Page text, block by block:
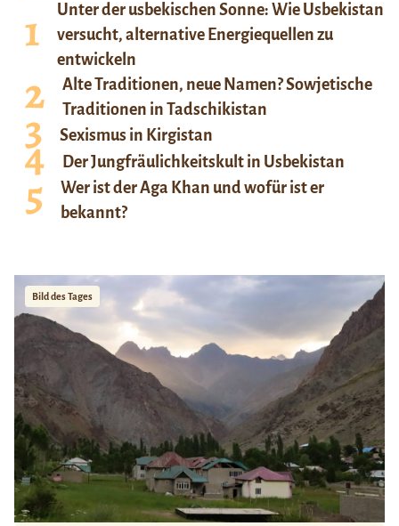
Unter der usbekischen Sonne: Wie Usbekistan
versucht, alternative Energiequellen zu
entwickeln
Alte Traditionen, neue Namen? Sowjetische
Traditionen in Tadschikistan
Sexismus in Kirgistan
Der Jungfräulichkeitskult in Usbekistan
Wer ist der Aga Khan und wofür ist er
bekannt?
Bild des Tages